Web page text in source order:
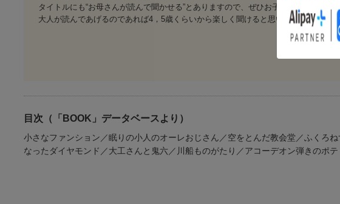
タイトルにも“お母さんが読んで聞かせる”とありますので、ぜひお子さんに読んであ
大人が読んであげるのであれば4，5歳くらいから楽しく聞けると思います。（て
目次（「BOOK」データベースより）
小さなファンション／眠りの小人のオーレおじさん／空をとんだ教会堂／ふくろ
なったダイヤモンド／大工さんと鬼六／川船ものがたり／アコーデオン弾きのポ